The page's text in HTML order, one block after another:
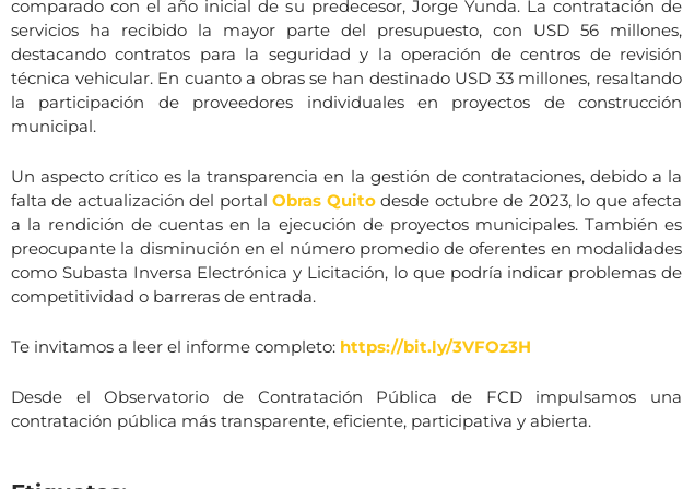
comparado con el año inicial de su predecesor, Jorge Yunda. La contratación de
servicios ha recibido la mayor parte del presupuesto, con USD 56 millones,
destacando contratos para la seguridad y la operación de centros de revisión
técnica vehicular. En cuanto a obras se han destinado USD 33 millones, resaltando
la participación de proveedores individuales en proyectos de construcción
municipal.
Un aspecto crítico es la transparencia en la gestión de contrataciones, debido a la
falta de actualización del portalObras Quitodesde octubre de 2023, lo que afecta
a la rendición de cuentas en la ejecución de proyectos municipales. También es
preocupante la disminución en el número promedio de oferentes en modalidades
como Subasta Inversa Electrónica y Licitación, lo que podría indicar problemas de
competitividad o barreras de entrada.
Te invitamos a leer el informe completo: https://bit.ly/3VFOz3H
Desde el Observatorio de Contratación Pública de FCD impulsamos una
contratación pública más transparente, eficiente, participativa y abierta.